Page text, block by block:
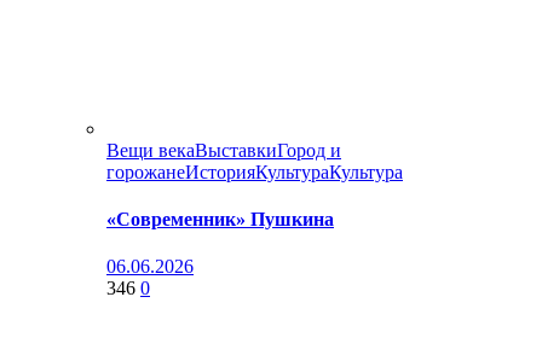
Вещи векаВыставкиГород и
горожанеИсторияКультураКультура
«Современник» Пушкина
06.06.2026
346 0